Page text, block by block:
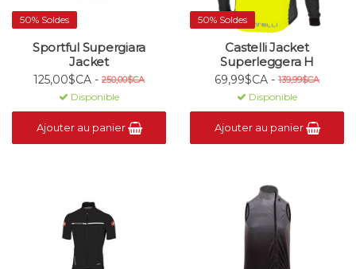
50% Soldes
Sportful Supergiara
Jacket
125,00$CA - 250,00$CA
Disponible
Ajouter au panier
50% Soldes
Castelli Jacket
Superleggera H
69,99$CA - 139,99$CA
Disponible
Ajouter au panier